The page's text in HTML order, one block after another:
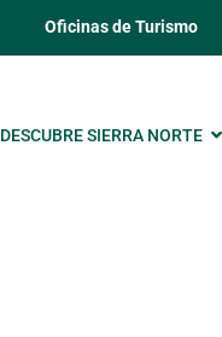
Oficinas de Turismo
DESCUBRE SIERRA NORTE